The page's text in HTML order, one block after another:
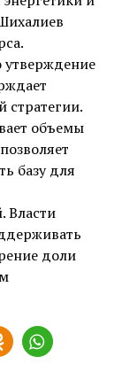
утверждение
стратегии.
объемы
базу для
Власти
доли